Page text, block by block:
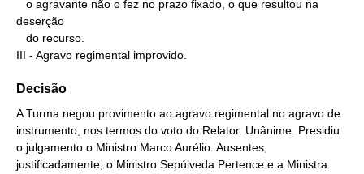
deserção
III - Agravo regimental improvido.
Decisão
A Turma negou provimento ao agravo regimental no agravo de
instrumento, nos termos do voto do Relator. Unânime. Presidiu
o julgamento o Ministro Marco Aurélio. Ausentes,
justificadamente, o Ministro Sepúlveda Pertence e a Ministra